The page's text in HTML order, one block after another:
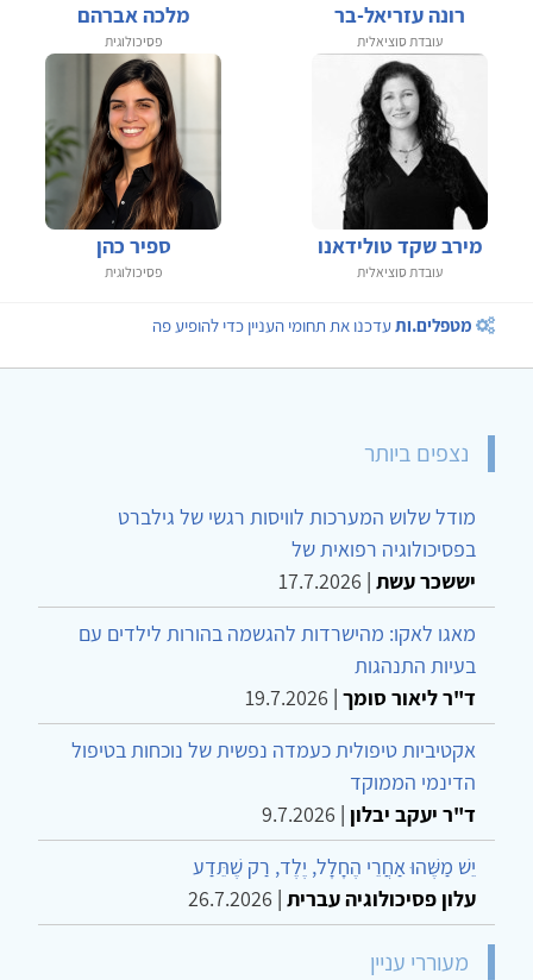
רונה עזריאל-בר
עובדת סוציאלית
מלכה אברהם
פסיכולוגית
מירב שקד טולידאנו
עובדת סוציאלית
ספיר כהן
פסיכולוגית
מטפלים.ותעדכנו את תחומי העניין כדי להופיע פה
נצפים ביותר
מודל שלוש המערכות לוויסות רגשי של גילברט
בפסיכולוגיה רפואית של
יששכר עשת |
17.7.2026
מאגו לאקו: מהישרדות להגשמה בהורות לילדים עם
בעיות התנהגות
ד"ר ליאור סומך |
19.7.2026
אקטיביות טיפולית כעמדה נפשית של נוכחות בטיפול
הדינמי הממוקד
ד"ר יעקב יבלון |
9.7.2026
יֵשׁ מַשֶּׁהוּ אַחֲרֵי הֶחָלָל, יֶלֶד, רַק שֶׁתֵּדַע
עלון פסיכולוגיה עברית |
26.7.2026
מעוררי עניין